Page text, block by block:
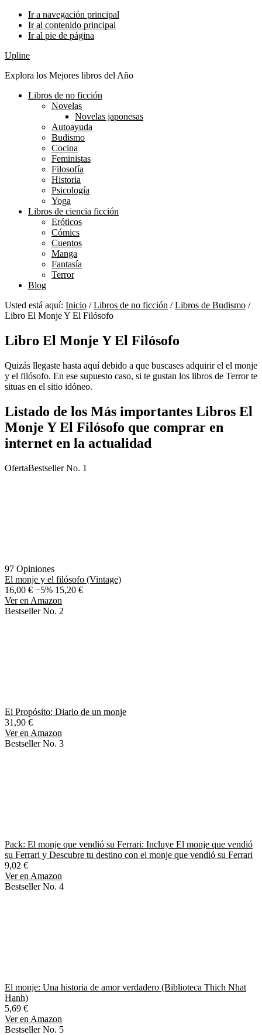
Ir a navegación principal
Ir al contenido principal
Ir al pie de página
Upline
Explora los Mejores libros del Año
Libros de no ficción
Novelas
Novelas japonesas
Autoayuda
Budismo
Cocina
Feministas
Filosofía
Historia
Psicología
Yoga
Libros de ciencia ficción
Eróticos
Cómics
Cuentos
Manga
Fantasía
Terror
Blog
Usted está aquí: Inicio / Libros de no ficción / Libros de Budismo /
Libro El Monje Y El Filósofo
Libro El Monje Y El Filósofo
Quizás llegaste hasta aquí debido a que buscases adquirir el el monje
y el filósofo. En ese supuesto caso, si te gustan los libros de Terror te
situas en el sitio idóneo.
Listado de los Más importantes Libros El
Monje Y El Filósofo que comprar en
internet en la actualidad
OfertaBestseller No. 1
97 Opiniones
El monje y el filósofo (Vintage)
16,00 € −5% 15,20 €
Ver en Amazon
Bestseller No. 2
El Propósito: Diario de un monje
31,90 €
Ver en Amazon
Bestseller No. 3
Pack: El monje que vendió su Ferrari: Incluye El monje que vendió
su Ferrari y Descubre tu destino con el monje que vendió su Ferrari
9,02 €
Ver en Amazon
Bestseller No. 4
El monje: Una historia de amor verdadero (Biblioteca Thich Nhat
Hanh)
5,69 €
Ver en Amazon
Bestseller No. 5